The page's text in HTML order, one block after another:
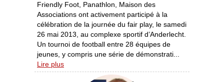
Friendly Foot, Panathlon, Maison des
Associations ont activement participé à la
célébration de la journée du fair play, le samedi
26 mai 2013, au complexe sportif d’Anderlecht.
Un tournoi de football entre 28 équipes de
jeunes, y compris une série de démonstrati...
Lire plus